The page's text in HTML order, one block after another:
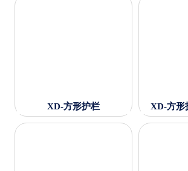
XD-方形护栏 XD-方形